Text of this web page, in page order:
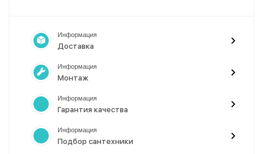
Информация
Доставка
Информация
Монтаж
Информация
Гарантия качества
Информация
Подбор сантехники